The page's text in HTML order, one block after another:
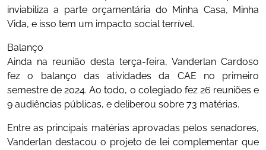
inviabiliza a parte orçamentária do Minha Casa, Minha
Vida, e isso tem um impacto social terrível.
Balanço
Ainda na reunião desta terça-feira, Vanderlan Cardoso
fez o balanço das atividades da CAE no primeiro
semestre de 2024. Ao todo, o colegiado fez 26 reuniões e
9 audiências públicas, e deliberou sobre 73 matérias.
Entre as principais matérias aprovadas pelos senadores,
Vanderlan destacou o projeto de lei complementar que